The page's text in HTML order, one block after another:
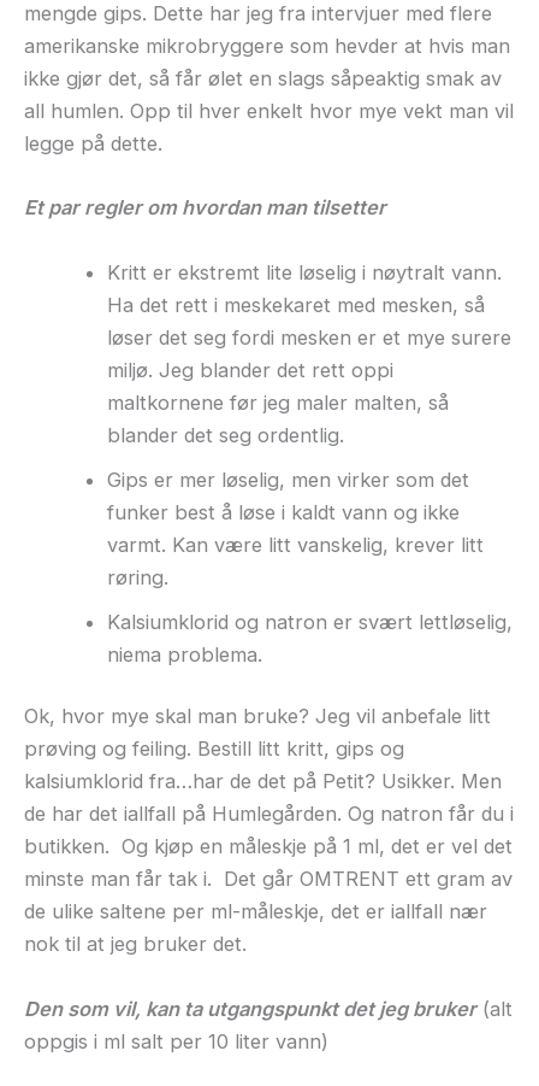
mengde gips. Dette har jeg fra intervjuer med flere
amerikanske mikrobryggere som hevder at hvis man
ikke gjør det, så får ølet en slags såpeaktig smak av
all humlen. Opp til hver enkelt hvor mye vekt man vil
legge på dette.
Et par regler om hvordan man tilsetter
Kritt er ekstremt lite løselig i nøytralt vann.
Ha det rett i meskekaret med mesken, så
løser det seg fordi mesken er et mye surere
miljø. Jeg blander det rett oppi
maltkornene før jeg maler malten, så
blander det seg ordentlig.
Gips er mer løselig, men virker som det
funker best å løse i kaldt vann og ikke
varmt. Kan være litt vanskelig, krever litt
røring.
Kalsiumklorid og natron er svært lettløselig,
niema problema.
Ok, hvor mye skal man bruke? Jeg vil anbefale litt
prøving og feiling. Bestill litt kritt, gips og
kalsiumklorid fra…har de det på Petit? Usikker. Men
de har det iallfall på Humlegården. Og natron får du i
butikken. Og kjøp en måleskje på 1 ml, det er vel det
minste man får tak i. Det går OMTRENT ett gram av
de ulike saltene per ml-måleskje, det er iallfall nær
nok til at jeg bruker det.
Den som vil, kan ta utgangspunkt det jeg bruker(alt
oppgis i ml salt per 10 liter vann)